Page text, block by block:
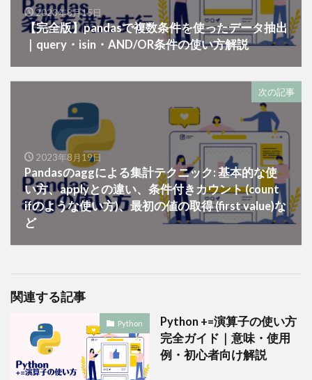
2023年8月15日
【完全版】pandasで複数条件を使ったデータ抽出
｜query・isin・AND/OR条件の使い方解説
次の記事
2023年8月19日
Pandasのaggによる集計テクニック: 基本的な使
い方、applyとの違い、条件付きカウント (count
ifのような使い方)、最初の値の取得 (first value)な
ど
関連する記事
Python
Python +=演算子の使い方
完全ガイド｜意味・使用
例・初心者向け解説